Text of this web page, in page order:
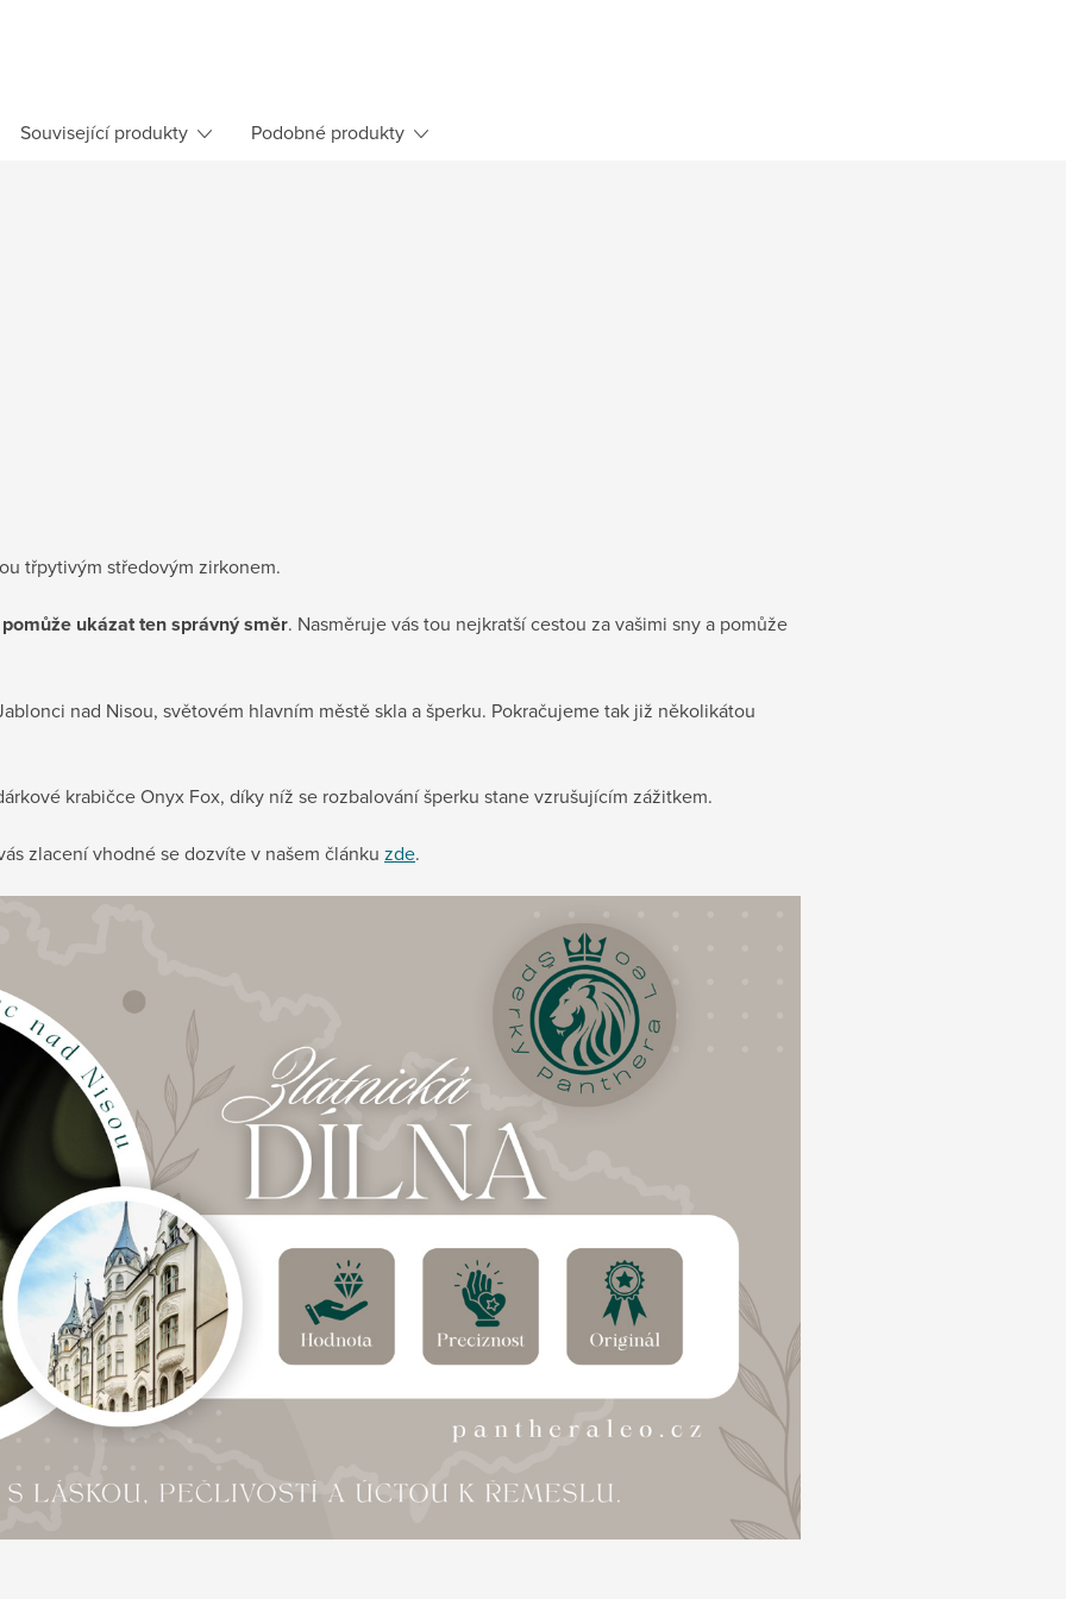
Související produkty Podobné produkty
třpytivým středovým zirkonem.
pomůže ukázat ten správný směr. Nasměruje vás tou nejkratší cestou za vašimi sny a pomůže
nad Nisou, světovém hlavním městě skla a šperku. Pokračujeme tak již několikátou
krabičce Onyx Fox, díky níž se rozbalování šperku stane vzrušujícím zážitkem.
zlacení vhodné se dozvíte v našem článku zde.